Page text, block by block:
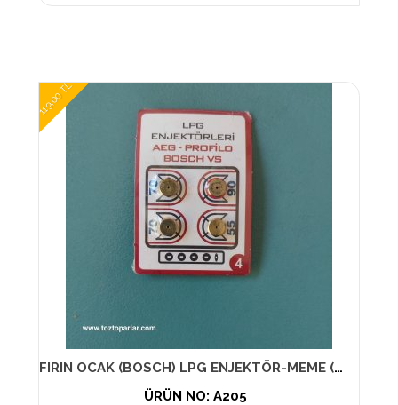
119,00 TL
FIRIN OCAK (BOSCH) LPG ENJEKTÖR-MEME (NO-4) (1-PAKET) 7 LİK
ÜRÜN NO: A205